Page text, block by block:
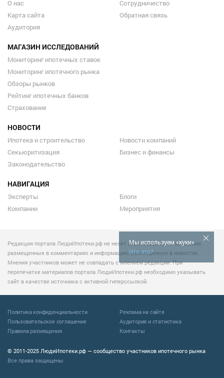
Мы используем «куки»
Что это?
О нас
Карта сайта
Аудитория
Сотрудничество
Обратная связь
МАГАЗИН ИССЛЕДОВАНИЙ
Мониторинг ипотечных ставок
Мониторинг ипотечного рынка
Обзоры рынков
Рейтинг ипотечных банков
Страхование
НОВОСТИ
Ипотека и строительство
Секьюритизация
Законодательство
Новости компаний
Бизнес и финансы
НАВИГАЦИЯ
Эксперты
Компании
Блоги
Мероприятия
Редакция портала ЛюдиИпотеки.рф не несет ответственности за мнения
размещенные в комментариях и информацию, размещенную в новостях.
Мнения участников может не совпадать с мнением редакции. При
перепечатке материалов портала ЛюдиИпотеки.рф необходимо указывать
сайт в качестве источника с активной гиперссылкой.
© 2011-2025 ЛюдиИпотеки.рф — сообщество участников ипотечного рынка
Все права защищены
Политика конфиденциальности
Пользовательское соглашение
Правила размещения
Реклама на сайте
Аудитория и статистика
Контакты